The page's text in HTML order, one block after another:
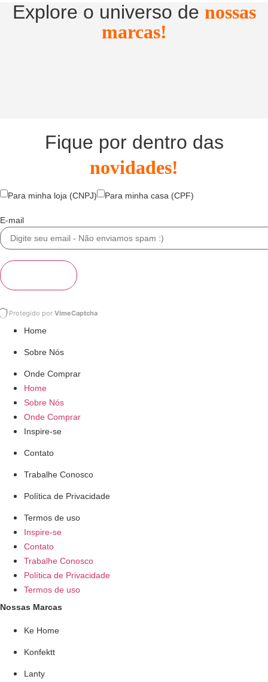
Explore o universo de nossas
marcas!
Fique por dentro das
novidades!
Para minha loja (CNPJ) Para minha casa (CPF)
E-mail
Protegido por VimeCaptcha
Home
Sobre Nós
Onde Comprar
Home
Sobre Nós
Onde Comprar
Inspire-se
Contato
Trabalhe Conosco
Política de Privacidade
Termos de uso
Inspire-se
Contato
Trabalhe Conosco
Política de Privacidade
Termos de uso
Nossas Marcas
Ke Home
Konfektt
Lanty